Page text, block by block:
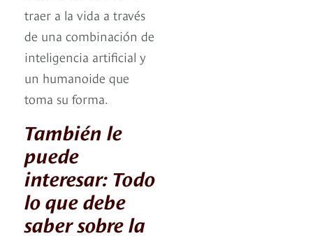
traer a la vida a través
de una combinación de
inteligencia artificial y
un humanoide que
toma su forma.
También le
puede
interesar: Todo
lo que debe
saber sobre la